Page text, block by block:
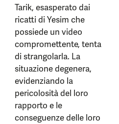
Tarik, esasperato dai
ricatti di Yesim che
possiede un video
compromettente, tenta
di strangolarla. La
situazione degenera,
evidenziando la
pericolosità del loro
rapporto e le
conseguenze delle loro